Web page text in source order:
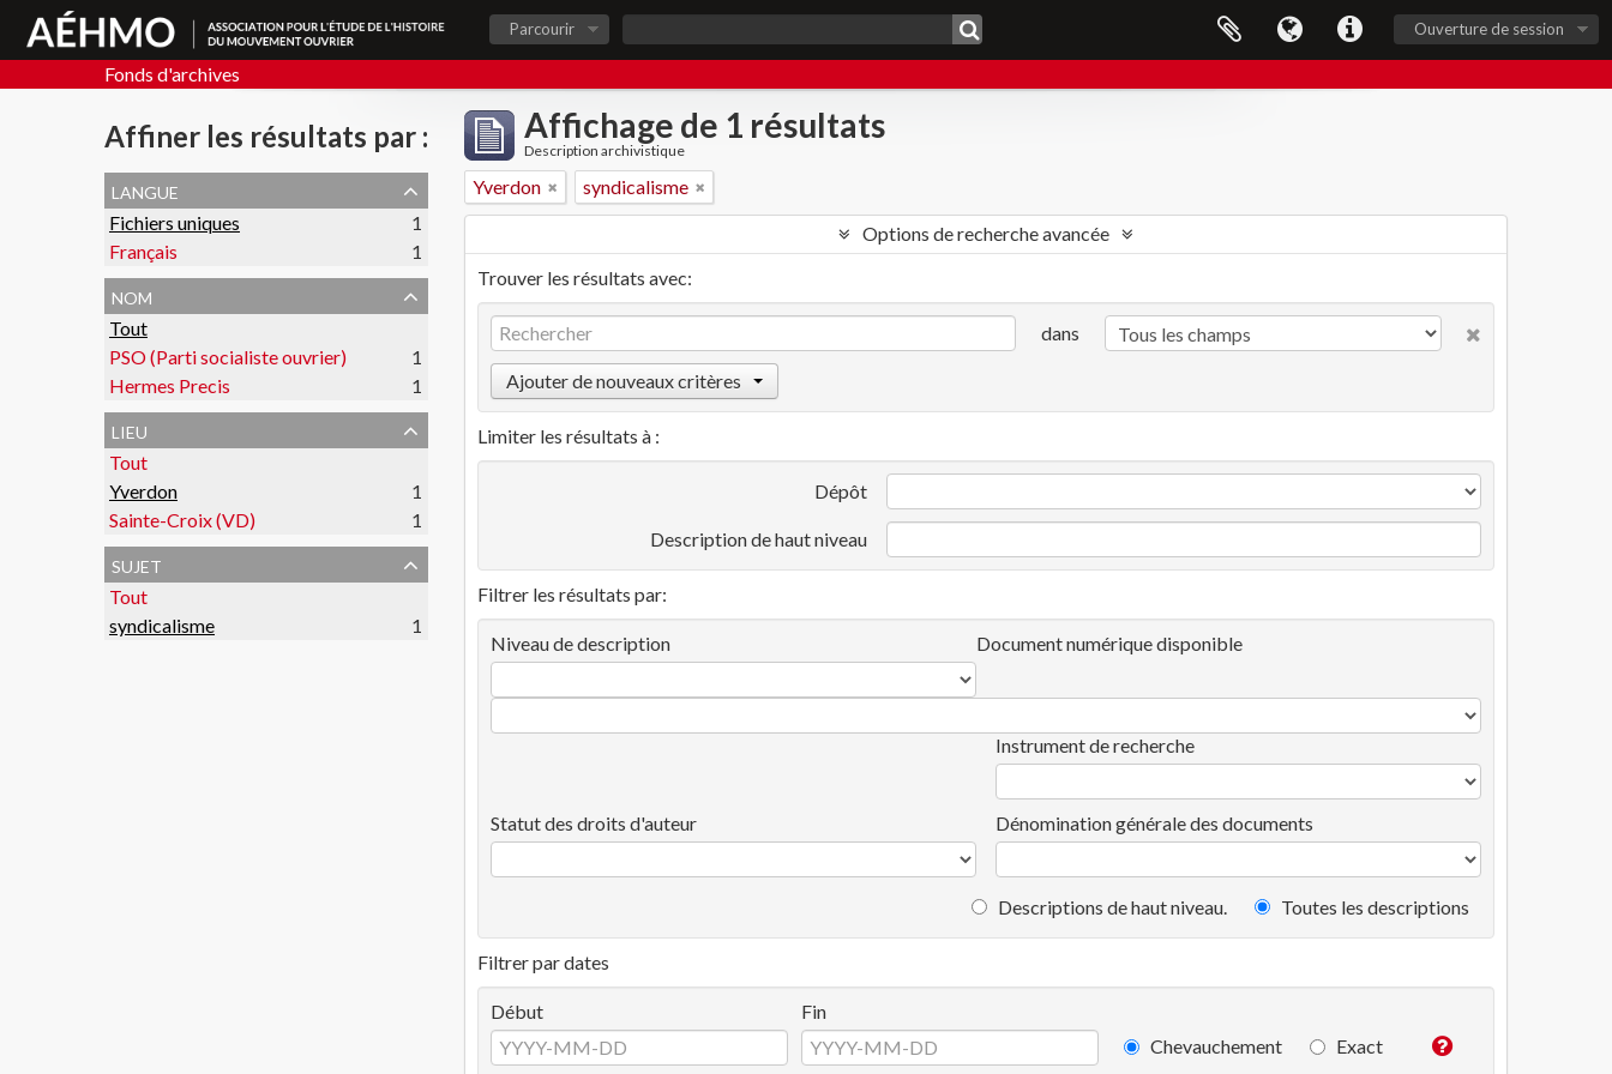
Ouverture de session
Parcourir
Fonds d'archives
Affiner les résultats par :
langue
Fichiers uniques
1
Français
1
nom
Tout
PSO (Parti socialiste ouvrier)
1
Hermes Precis
1
lieu
Tout
Yverdon
1
Sainte-Croix (VD)
1
sujet
Tout
syndicalisme
1
Affichage de 1 résultats
Description archivistique
Yverdon syndicalisme
Options de recherche avancée
Trouver les résultats avec:
dans
Ajouter de nouveaux critères
Limiter les résultats à :
Dépôt
Description de haut niveau
Filtrer les résultats par:
Niveau de description Document numérique disponible
Instrument de recherche
Statut des droits d'auteur Dénomination générale des documents
Descriptions de haut niveau. Toutes les descriptions
Filtrer par dates
Début
Fin
Chevauchement
Exact